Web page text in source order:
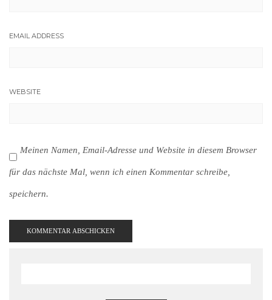
EMAIL ADDRESS
WEBSITE
Meinen Namen, Email-Adresse und Website in diesem Browser
für das nächste Mal, wenn ich einen Kommentar schreibe,
speichern.